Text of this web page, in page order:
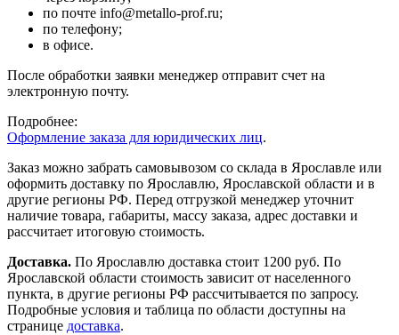
по почте info@metallo-prof.ru;
по телефону;
в офисе.
После обработки заявки менеджер отправит счет на
электронную почту.
Подробнее:
Оформление заказа для юридических лиц.
Заказ можно забрать самовывозом со склада в Ярославле или
оформить доставку по Ярославлю, Ярославской области и в
другие регионы РФ. Перед отгрузкой менеджер уточнит
наличие товара, габариты, массу заказа, адрес доставки и
рассчитает итоговую стоимость.
Доставка. По Ярославлю доставка стоит 1200 руб. По
Ярославской области стоимость зависит от населенного
пункта, в другие регионы РФ рассчитывается по запросу.
Подробные условия и таблица по области доступны на
странице доставка.